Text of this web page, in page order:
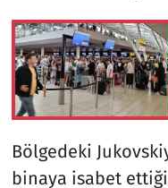
Bölgedeki
binaya isabet
Televizyon